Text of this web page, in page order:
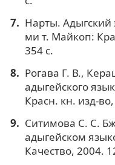
Нарты. Адыгский
ми т. Майкоп:
354 с.
Рогава Г. В.,
адыгейского
Красн. кн. изд-
Ситимова С. С.
адыгейском
Качество, 2004.